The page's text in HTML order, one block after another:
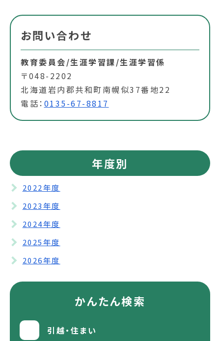
お問い合わせ
教育委員会/生涯学習課/生涯学習係
〒048-2202
北海道岩内郡共和町南幌似37番地22
電話： 0135-67-8817
年度別
2022年度
2023年度
2024年度
2025年度
2026年度
かんたん検索
引越・住まい